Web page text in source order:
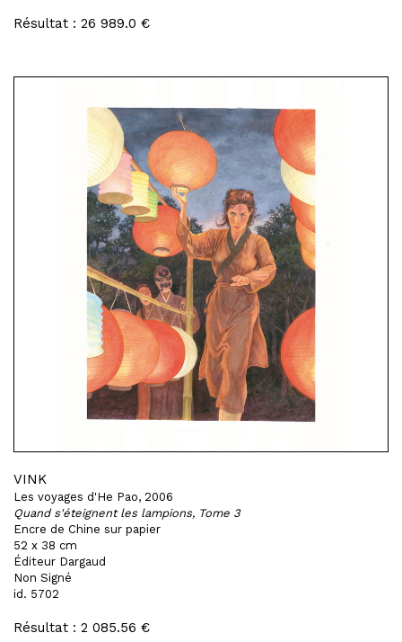
Résultat : 26 989.0 €
VINK
Les voyages d'He Pao, 2006
Quand s'éteignent les lampions, Tome 3
Encre de Chine sur papier
52 x 38 cm
Éditeur Dargaud
Non Signé
id. 5702
Résultat : 2 085.56 €